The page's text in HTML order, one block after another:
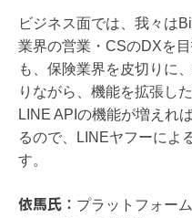
ビジネス面では、我々は
業界の営業・CSのDXを
も、保険業界を皮切りに
りながら、機能を拡張し
LINE APIの機能が増えれ
るので、LINEヤフーによ
す。
​​依馬氏： プラットフォー